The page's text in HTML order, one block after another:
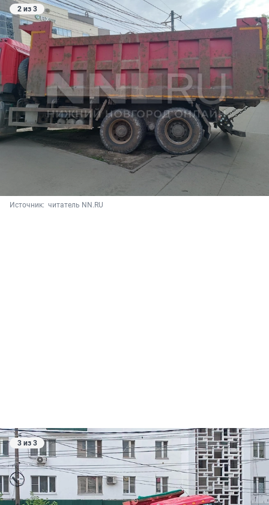
2 из 3
Источник: читатель NN.RU
3 из 3